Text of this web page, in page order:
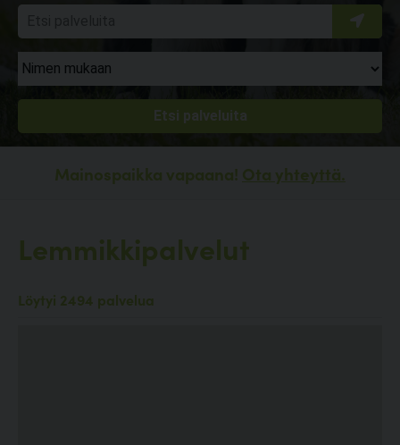
Mainospaikka vapaana! Ota yhteyttä.
Lemmikkipalvelut
Löytyi 2494 palvelua